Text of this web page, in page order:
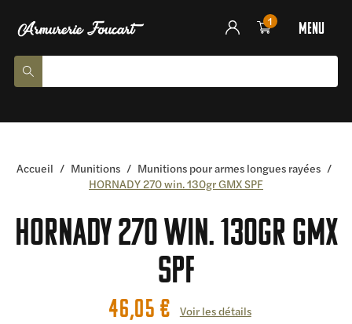
1 menu
Accueil / Munitions / Munitions pour armes longues rayées /
HORNADY 270 win. 130gr GMX SPF
HORNADY 270 win. 130gr GMX
SPF
46,05 € Voir les détails